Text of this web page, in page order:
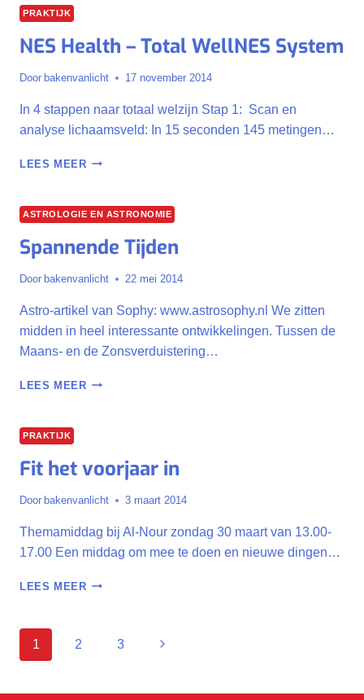
PRAKTIJK
NES Health – Total WellNES System
Door bakenvanlicht 17 november 2014
In 4 stappen naar totaal welzijn Stap 1: Scan en
analyse lichaamsveld: In 15 seconden 145 metingen…
LEES MEERNES
TOTAL
WELLNES
SYSTEM
ASTROLOGIE EN ASTRONOMIE
Spannende Tijden
Door bakenvanlicht 22 mei 2014
Astro-artikel van Sophy: www.astrosophy.nl We zitten
midden in heel interessante ontwikkelingen. Tussen de
Maans- en de Zonsverduistering…
LEES MEERSPANNENDE
PRAKTIJK
Fit het voorjaar in
Door bakenvanlicht 3 maart 2014
Themamiddag bij Al-Nour zondag 30 maart van 13.00-
17.00 Een middag om mee te doen en nieuwe dingen…
LEES MEERFIT
Paginanavigatie
1 2 3 Volgende